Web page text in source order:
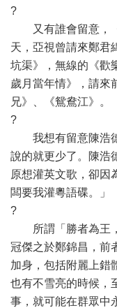
?
又有誰會留意，《
天，亞視曾請來鄭君
坑渠》，無線的《歡
歲月當年情》，請來
兄》、《鴛鴦江》。
?
我想有留意陳浩德
說的就更少了。陳浩
原想灌英文歌，卻因
闆要我灌粵語碟。」
?
所謂「勝者為王，
冠傑之於鄭錦昌，前
加身，包括附麗上錯
也有不雪亮的時候，
事，就可能在群眾中